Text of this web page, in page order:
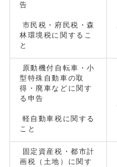
告
市民税・府民税・森
林環境税に関するこ
と
原動機付自転車・小
型特殊自動車の取
得・廃車などに関す
る申告
軽自動車税に関する
こと
固定資産税・都市計
画税（土地）に関す